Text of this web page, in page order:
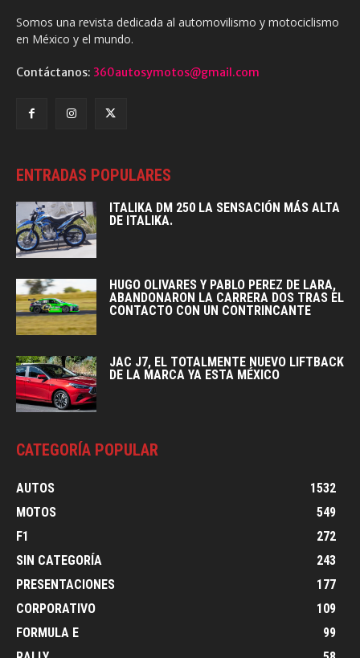
Somos una revista dedicada al automovilismo y motociclismo
en México y el mundo.
Contáctanos: 360autosymotos@gmail.com
ENTRADAS POPULARES
ITALIKA DM 250 LA SENSACIÓN MÁS ALTA
DE ITALIKA.
HUGO OLIVARES Y PABLO PEREZ DE LARA,
ABANDONARON LA CARRERA DOS TRAS EL
CONTACTO CON UN CONTRINCANTE
JAC J7, EL TOTALMENTE NUEVO LIFTBACK
DE LA MARCA YA ESTA MÉXICO
CATEGORÍA POPULAR
AUTOS
1532
MOTOS
549
F1
272
SIN CATEGORÍA
243
PRESENTACIONES
177
CORPORATIVO
109
FORMULA E
99